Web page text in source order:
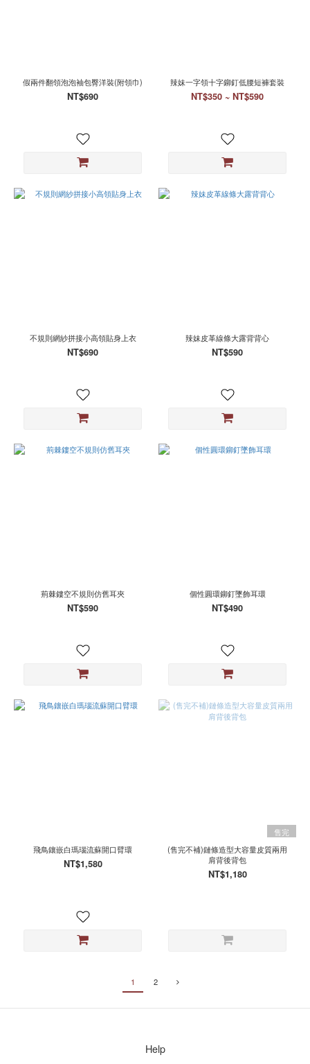
假兩件翻領泡泡袖包臀洋裝(附領巾)
NT$690
辣妹一字領十字鉚釘低腰短褲套裝
NT$350 ~ NT$590
不規則網紗拼接小高領貼身上衣
NT$690
辣妹皮革線條大露背背心
NT$590
荊棘鏤空不規則仿舊耳夾
NT$590
個性圓環鉚釘墜飾耳環
NT$490
飛鳥鑲嵌白瑪瑙流蘇開口臂環
NT$1,580
售完
(售完不補)鏈條造型大容量皮質兩用
肩背後背包
NT$1,180
1 2
Help